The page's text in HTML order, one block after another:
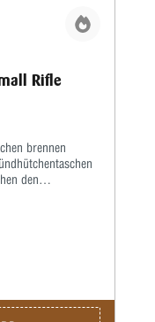
Rifle
brennen
den
für
und leichter
für eine
Größerer